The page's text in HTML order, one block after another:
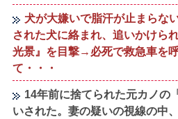
犬が大嫌いで脂汗が止まらな
された犬に絡まれ、追いかけら
光景』を目撃→必死で救急車を
て・・・
14年前に捨てられた元カノの
いされた。妻の疑いの視線の中